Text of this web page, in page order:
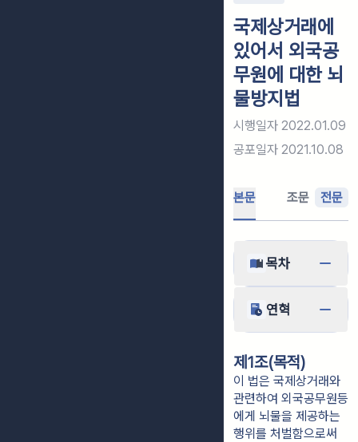
국제상거래에
있어서 외국공
무원에 대한 뇌
물방지법
시행일자 2022.01.09
공포일자 2021.10.08
본문 조문 전문
목차
연혁
제1조(목적)
이 법은 국제상거래와
관련하여 외국공무원등
에게 뇌물을 제공하는
행위를 처벌함으로써